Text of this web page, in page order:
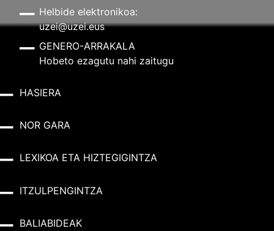
Helbide elektronikoa:
uzei@uzei.eus
GENERO-ARRAKALA
Hobeto ezagutu nahi zaitugu
HASIERA
NOR GARA
LEXIKOA ETA HIZTEGIGINTZA
ITZULPENGINTZA
BALIABIDEAK